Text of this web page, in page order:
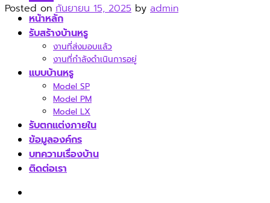
หน้าหลัก
รับสร้างบ้านหรู
งานที่ส่งมอบแล้ว
งานที่กำลังดำเนินการอยู่
แบบบ้านหรู
Model SP
Model PM
Model LX
รับตกแต่งภายใน
ข้อมูลองค์กร
บทความเรื่องบ้าน
ติดต่อเรา
Posted on กันยายน 15, 2025 by admin